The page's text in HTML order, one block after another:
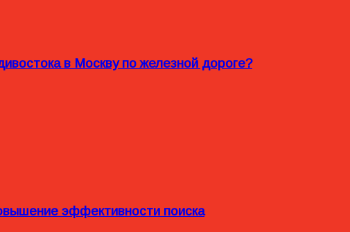
в Москву по железной дороге?
эффективности поиска